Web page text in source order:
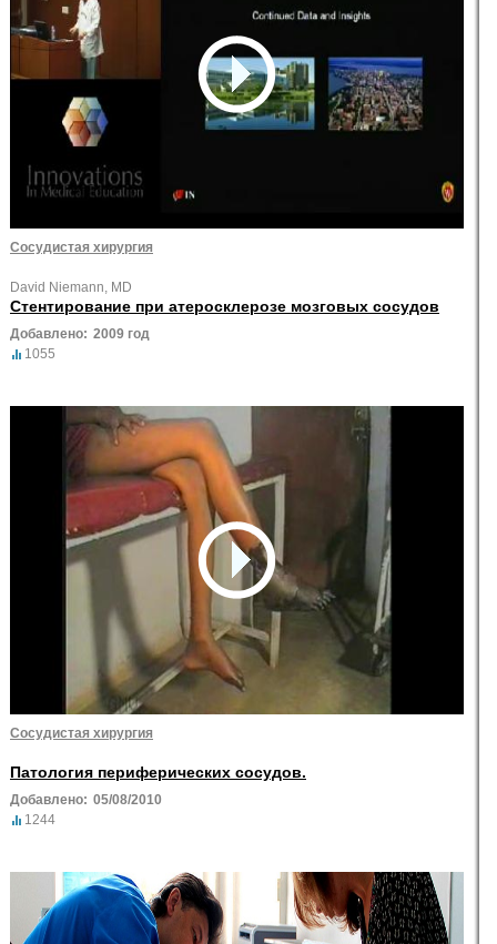
Сосудистая хирургия
David Niemann, MD
Стентирование при атеросклерозе мозговых сосудов
Добавлено: 2009 год
1055
Сосудистая хирургия
Патология периферических сосудов.
Добавлено: 05/08/2010
1244